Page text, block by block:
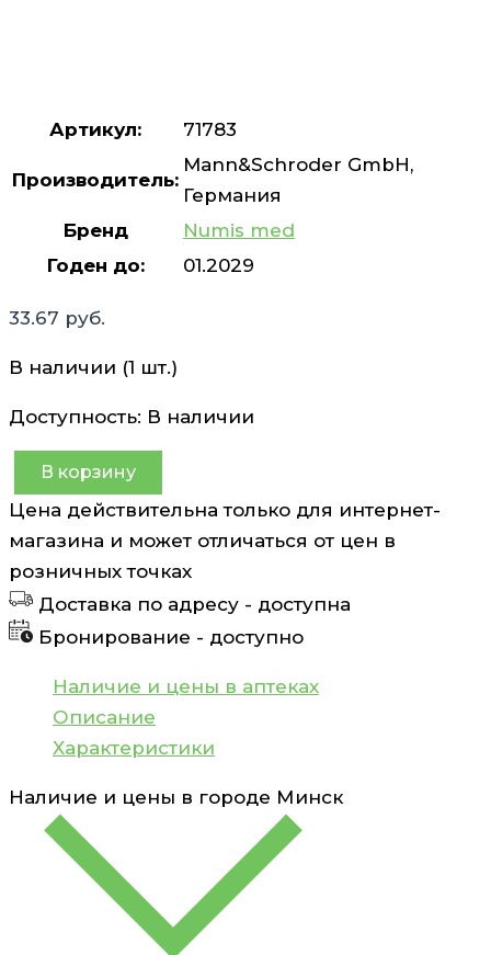
Артикул: 71783
Производитель:
Mann&Schroder GmbH,
Германия
Бренд
Numis med
Годен до:
01.2029
33.67 руб.
В наличии (1 шт.)
Доступность: В наличии
Количество
товара
Гель
для
интимной
гигиены
кожи
пантенолом
В корзину
Цена действительна только для интернет-
магазина и может отличаться от цен в
розничных точках
Доставка по адресу - доступна
Бронирование - доступно
Наличие и цены в аптеках
Описание
Характеристики
Наличие и цены в городе Минск